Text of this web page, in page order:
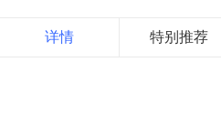
详情 特别推荐